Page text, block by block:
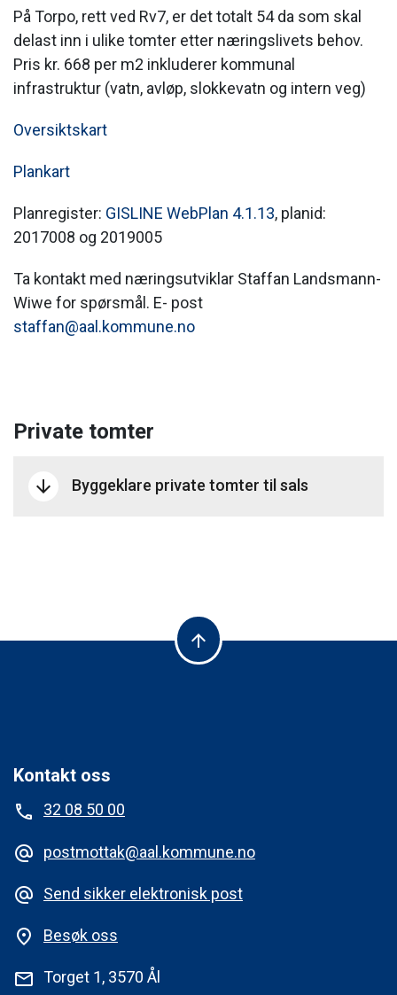
På Torpo, rett ved Rv7, er det totalt 54 da som skal
delast inn i ulike tomter etter næringslivets behov.
Pris kr. 668 per m2 inkluderer kommunal
infrastruktur (vatn, avløp, slokkevatn og intern veg)
Oversiktskart
Plankart
Planregister: GISLINE WebPlan 4.1.13, planid:
2017008 og 2019005
Ta kontakt med næringsutviklar Staffan Landsmann-
Wiwe for spørsmål. E- post
staffan@aal.kommune.no
Private tomter
arrow_downward Byggeklare private tomter til sals
arrow_upward
Kontakt oss
phone
32 08 50 00
alternate_email postmottak@aal.kommune.no
alternate_email Send sikker elektronisk post
place Besøk oss
mail Torget 1, 3570 Ål